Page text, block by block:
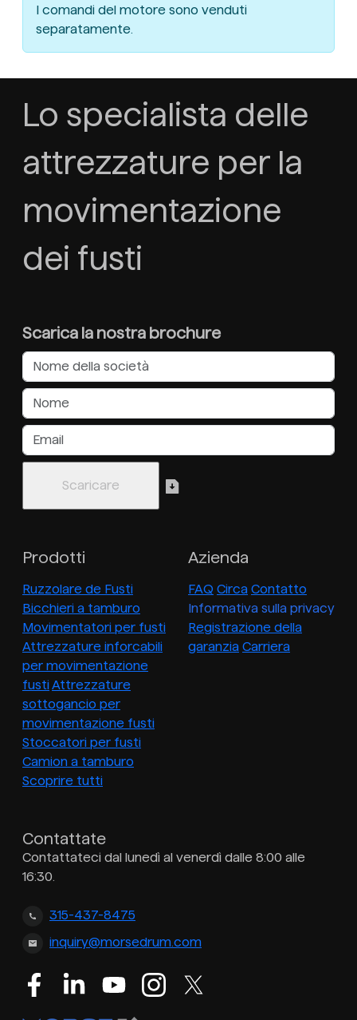
I comandi del motore sono venduti
separatamente.
Lo specialista delle
attrezzature per la
movimentazione
dei fusti
Scarica la nostra brochure
Prodotti
Ruzzolare de Fusti
Bicchieri a tamburo
Movimentatori per fusti
Attrezzature inforcabili
per movimentazione
fustiAttrezzature
sottogancio per
movimentazione fusti
Stoccatori per fusti
Camion a tamburo
Scoprire tutti
Azienda
FAQ Circa Contatto
Informativa sulla privacy
Registrazione della
garanzia Carriera
Contattate
Contattateci dal lunedì al venerdì dalle 8:00 alle
16:30.
315-437-8475
inquiry@morsedrum.com